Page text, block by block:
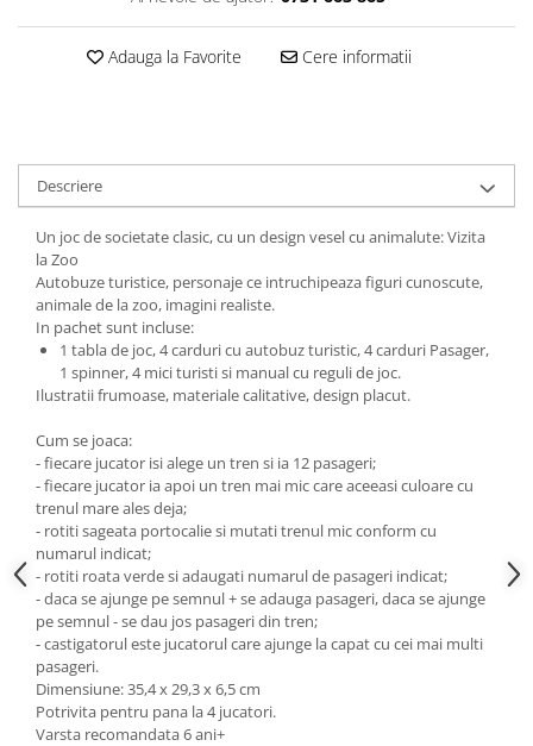
Adauga la Favorite Cere informatii
Descriere
Un joc de societate clasic, cu un design vesel cu animalute: Vizita
la Zoo
Autobuze turistice, personaje ce intruchipeaza figuri cunoscute,
animale de la zoo, imagini realiste.
In pachet sunt incluse:
1 tabla de joc, 4 carduri cu autobuz turistic, 4 carduri Pasager,
1 spinner, 4 mici turisti si manual cu reguli de joc.
Ilustratii frumoase, materiale calitative, design placut.
Cum se joaca:
- fiecare jucator isi alege un tren si ia 12 pasageri;
- fiecare jucator ia apoi un tren mai mic care aceeasi culoare cu
trenul mare ales deja;
- rotiti sageata portocalie si mutati trenul mic conform cu
numarul indicat;
- rotiti roata verde si adaugati numarul de pasageri indicat;
- daca se ajunge pe semnul + se adauga pasageri, daca se ajunge
pe semnul - se dau jos pasageri din tren;
- castigatorul este jucatorul care ajunge la capat cu cei mai multi
pasageri.
Dimensiune: 35,4 x 29,3 x 6,5 cm
Potrivita pentru pana la 4 jucatori.
Varsta recomandata 6 ani+